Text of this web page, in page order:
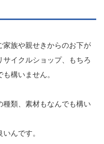
家族や親せきからのお下が
サイクルショップ、もちろ
構いません。
種類、素材もなんでも構い
んです。